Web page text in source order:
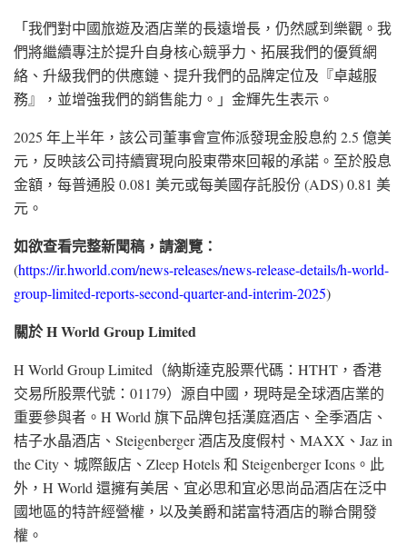
「我們對中國旅遊及酒店業的長遠增長，仍然感到樂觀。我
們將繼續專注於提升自身核心競爭力、拓展我們的優質網
絡、升級我們的供應鏈、提升我們的品牌定位及『卓越服
務』，並增強我們的銷售能力。」金輝先生表示。
2025 年上半年，該公司董事會宣佈派發現金股息約 2.5 億美
元，反映該公司持續實現向股東帶來回報的承諾。至於股息
金額，每普通股 0.081 美元或每美國存託股份 (ADS) 0.81 美
元。
如欲查看完整新聞稿，請瀏覽：
(https://ir.hworld.com/news-releases/news-release-details/h-world-
group-limited-reports-second-quarter-and-interim-2025)
關於 H World Group Limited
H World Group Limited（納斯達克股票代碼：HTHT，香港
交易所股票代號：01179）源自中國，現時是全球酒店業的
重要參與者。H World 旗下品牌包括漢庭酒店、全季酒店、
桔子水晶酒店、Steigenberger 酒店及度假村、MAXX、Jaz in
the City、城際飯店、Zleep Hotels 和 Steigenberger Icons。此
外，H World 還擁有美居、宜必思和宜必思尚品酒店在泛中
國地區的特許經營權，以及美爵和諾富特酒店的聯合開發
權。